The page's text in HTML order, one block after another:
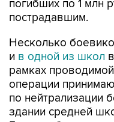
Несколько
рамках
операции
по нейтрализации
здании средней
Грозного", -
центра НАК.